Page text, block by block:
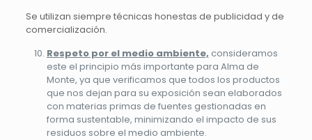
Se utilizan siempre técnicas honestas de publicidad y de
comercialización.
Respeto por el medio ambiente, consideramos
este el principio más importante para Alma de
Monte, ya que verificamos que todos los productos
que nos dejan para su exposición sean elaborados
con materias primas de fuentes gestionadas en
forma sustentable, minimizando el impacto de sus
residuos sobre el medio ambiente.